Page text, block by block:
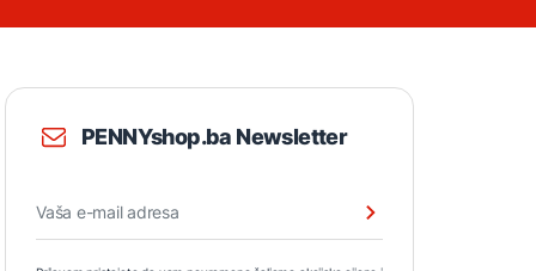
PENNYshop.ba Newsletter